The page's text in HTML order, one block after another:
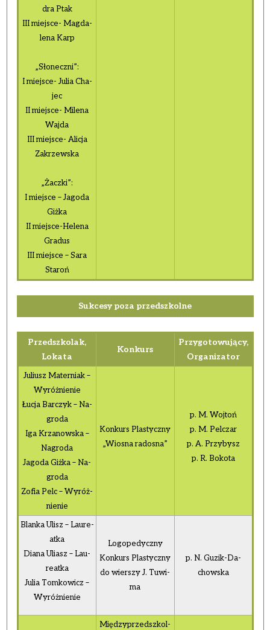
dra Ptak
III miej­sce- Mag­da­
le­na Karp
„Sło­necz­ni”:
I miej­sce- Julia Cha­
jec
II miej­sce- Mi­le­na
Wajda
III miej­sce- Ali­cja
Za­krzew­ska
„Żacz­ki”:
I miej­sce – Ja­go­da
Giżka
II miej­sce-He­le­na
Gra­dus
III miej­sce – Sara
Sta­roń
Suk­ce­sy poza przed­szkol­ne
Przed­szko­lak,
Lo­ka­ta
Kon­kurs
Przy­go­to­wu­ją­cy,
Or­ga­ni­za­tor
Ju­liusz Ma­ter­niak –
Wy­róż­nie­nie
Łucja Bar­czyk – Na­
gro­da
Iga Krza­now­ska –
Na­gro­da
Ja­go­da Giżka – Na­
gro­da
Zofia Pelc – Wy­róż­
nie­nie
Kon­kurs Pla­stycz­ny
„Wio­sna ra­do­sna”
p. M. Woj­toń
p. M. Pel­czar
p. A. Przy­bysz
p. R. Bo­ko­ta
Blan­ka Ulisz – Lau­re­
at­ka
Diana Uliasz – Lau­
re­at­ka
Julia Tom­ko­wicz –
Wy­róż­nie­nie
Lo­go­pe­dycz­ny
Kon­kurs Pla­stycz­ny
do wier­szy J. Tu­wi­
ma
p. N. Guzik-Da­
chow­ska
Mię­dzy­przedsz­kol­